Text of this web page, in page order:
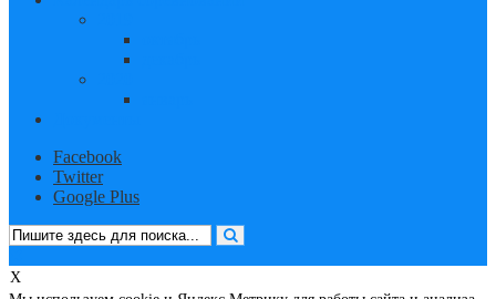
Facebook
Twitter
Google Plus
X